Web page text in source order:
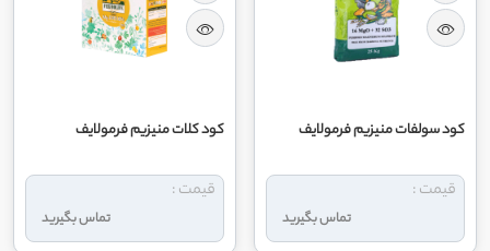
کود سولفات منیزیم فرمولایف
تماس بگیرید
قیمت :
کود کلات منیزیم فرمولایف
تماس بگیرید
قیمت :